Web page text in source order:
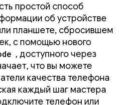
простой способ
об устройстве
планшете, сбросившем
с помощью нового
, доступного через
что вы можете
качества телефона
каждый шаг мастера
телефон или